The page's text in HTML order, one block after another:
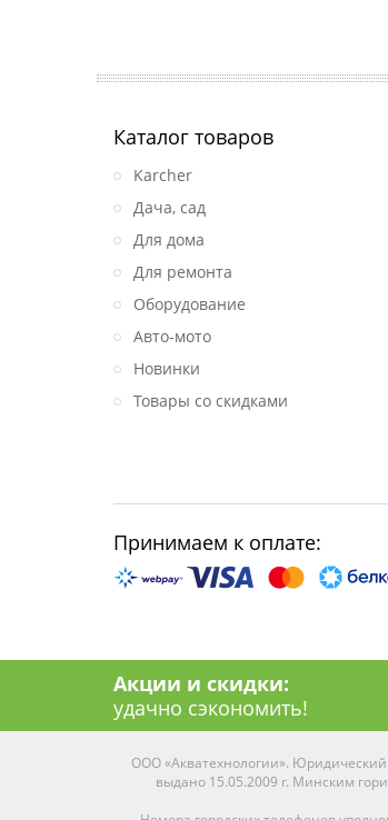
Каталог товаров
Karcher
Дача, сад
Для дома
Для ремонта
Оборудование
Авто-мото
Новинки
Товары со скидками
Принимаем к оплате:
Акции и скидки:
удачно сэкономить!
ООО «Акватехнологии». Юридический
выдано 15.05.2009 г. Минским